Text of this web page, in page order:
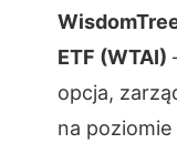
ETF (WTAI)
opcja,
na